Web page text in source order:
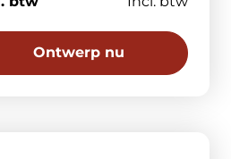
Ontwerp nu